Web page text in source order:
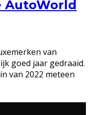
AutoWorld
van
goed jaar gedraaid.
van 2022 meteen